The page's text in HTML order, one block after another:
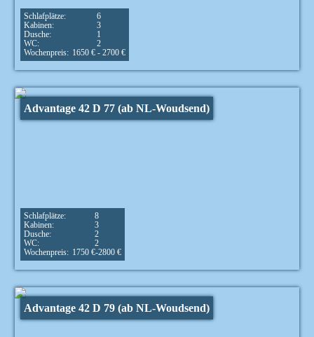
Schlafplätze:
6
Kabinen:
3
Dusche:
1
WC:
2
Wochenpreis: 1650 € - 2700 €
Advantage 42 D 77 (ab NL-Woudsend)
Schlafplätze:
8
Kabinen:
3
Dusche:
2
WC:
2
Wochenpreis: 1750 €-2800 €
Advantage 42 D 79 (ab NL-Woudsend)